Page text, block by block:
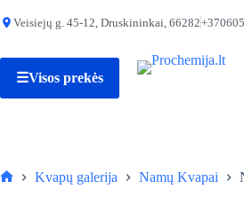
to
Namų
Veisiejų g. 45-12, Druskininkai, 66282
☰Visos prekės
Kvapų galerija Namų Kvapai